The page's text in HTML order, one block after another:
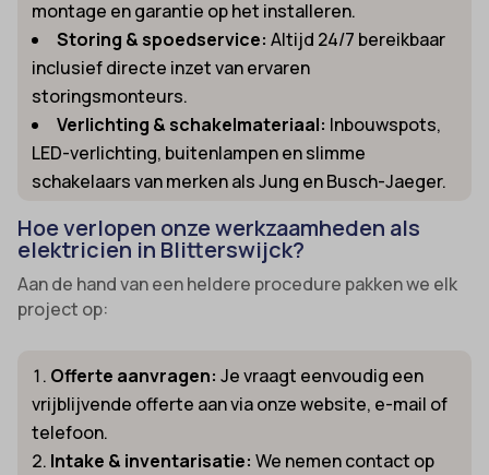
montage en garantie op het installeren.
Storing & spoedservice: Altijd 24/7 bereikbaar
inclusief directe inzet van ervaren
storingsmonteurs.
Verlichting & schakelmateriaal: Inbouwspots,
LED-verlichting, buitenlampen en slimme
schakelaars van merken als Jung en Busch-Jaeger.
Hoe verlopen onze werkzaamheden als
elektricien in Blitterswijck?
Aan de hand van een heldere procedure pakken we elk
project op:
Offerte aanvragen: Je vraagt eenvoudig een
vrijblijvende offerte aan via onze website, e-mail of
telefoon.
Intake & inventarisatie: We nemen contact op